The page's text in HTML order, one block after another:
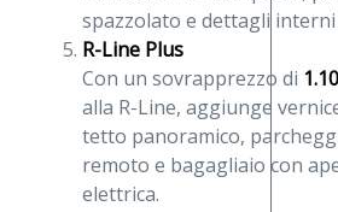
spazzolato e dettagli
R-Line Plus
Con un sovrapprezzo di
alla R-Line, aggiunge
tetto panoramico,
remoto e bagagliaio con
elettrica.